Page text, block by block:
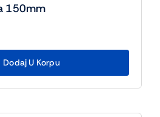
150mm
Dodaj U Korpu